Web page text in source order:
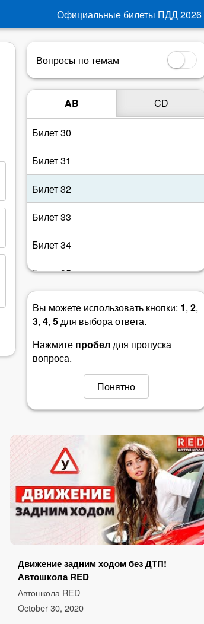
Официальные билеты ПДД2026
Вопросы по темам
AB CD
Билет 26
Билет 28
Билет 29
Билет 30
Билет 31
Билет 32
Билет 33
Билет 34
Билет 35
Билет 36
Билет 37
Билет 38
Билет 40
Вы можете использовать кнопки: 1,2,
3, 4,5для выбора ответа.
Нажмите пробел для пропуска
вопроса.
Понятно
Движение задним ходом без ДТП!
Автошкола RED
Автошкола RED
October 30, 2020